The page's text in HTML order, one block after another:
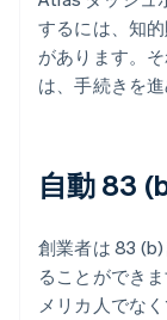
するには、知
があります。
は、手続きを
自動 83
創業者は 83
ることができ
メリカ人でな